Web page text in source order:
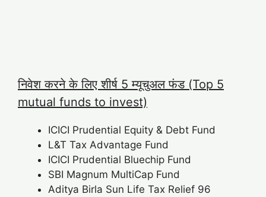
निवेश करने के लिए शीर्ष 5 म्यूचुअल फंड (Top 5
mutual funds to invest)
ICICI Prudential Equity & Debt Fund
L&T Tax Advantage Fund
ICICI Prudential Bluechip Fund
SBI Magnum MultiCap Fund
Aditya Birla Sun Life Tax Relief 96